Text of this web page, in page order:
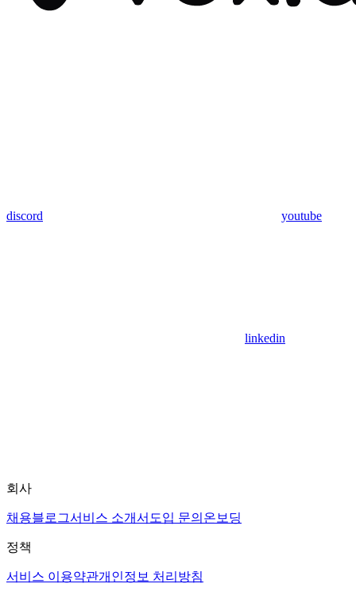
discord youtube
linkedin
회사
채용블로그서비스 소개서 도입 문의 온보딩
정책
서비스 이용약관개인정보 처리방침